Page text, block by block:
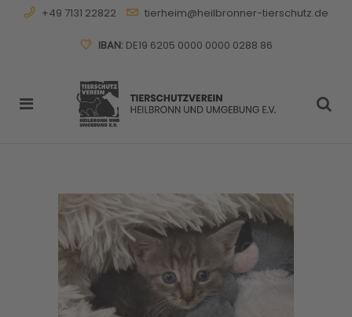
+49 7131 22822 tierheim@heilbronner-tierschutz.de
IBAN:DE19 6205 0000 0000 0288 86